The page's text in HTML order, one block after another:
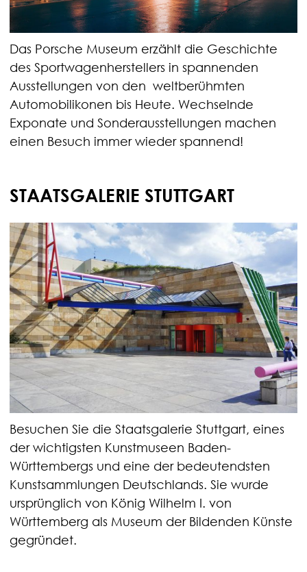
Das Porsche Museum erzählt die Geschichte
des Sportwagenherstellers in spannenden
Ausstellungen von den weltberühmten
Automobilikonen bis Heute. Wechselnde
Exponate und Sonderausstellungen machen
einen Besuch immer wieder spannend!
STAATSGALERIE STUTTGART
Besuchen Sie die Staatsgalerie Stuttgart, eines
der wichtigsten Kunstmuseen Baden-
Württembergs und eine der bedeutendsten
Kunstsammlungen Deutschlands. Sie wurde
ursprünglich von König Wilhelm I. von
Württemberg als Museum der Bildenden Künste
gegründet.